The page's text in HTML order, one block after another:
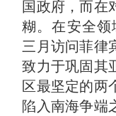
国政府，而在
糊。在安全领
三月访问菲律
致力于巩固其
区最坚定的两
陷入南海争端